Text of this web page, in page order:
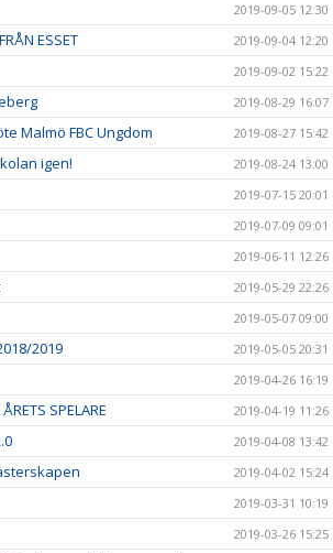
2019-09-05 12:30
ESSET 2019-09-04 12:20
2019-09-02 15:22
2019-08-29 16:07
Malmö FBC Ungdom 2019-08-27 15:42
igen! 2019-08-24 13:00
2019-07-15 20:01
2019-07-09 09:01
2019-06-11 12:26
2019-05-29 22:26
2019-05-07 09:00
2019 2019-05-05 20:31
2019-04-26 16:19
SPELARE 2019-04-19 11:26
2019-04-08 13:42
2019-04-02 15:24
2019-03-31 10:19
2019-03-26 15:25